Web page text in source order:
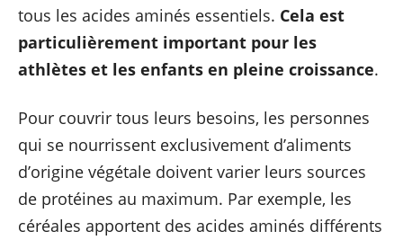
tous les acides aminés essentiels. Cela est
particulièrement important pour les
athlètes et les enfants en pleine croissance.
Pour couvrir tous leurs besoins, les personnes
qui se nourrissent exclusivement d’aliments
d’origine végétale doivent varier leurs sources
de protéines au maximum. Par exemple, les
céréales apportent des acides aminés différents